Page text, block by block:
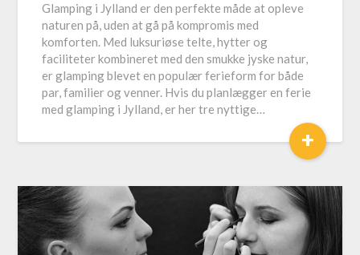
Glamping i Jylland er den perfekte måde at opleve
naturen på, uden at gå på kompromis med
komforten. Med luksuriøse telte, hytter og
faciliteter kombineret med den smukke jyske natur,
er glamping blevet en populær ferieform for både
par, familier og venner. Hvis du planlægger en ferie
med glamping i Jylland, er her tre nyttige…
+